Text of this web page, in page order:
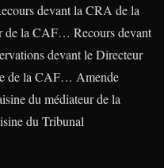
devant la CRA de la
la CAF… Recours devant
devant le Directeur
de la CAF… Amende
du médiateur de la
du Tribunal